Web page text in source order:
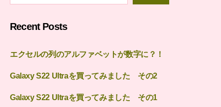
Recent Posts
エクセルの列のアルファベットが数字に？！
Galaxy S22 Ultraを買ってみました その2
Galaxy S22 Ultraを買ってみました その1